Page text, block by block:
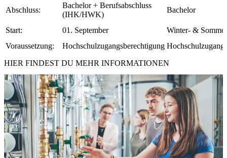
Abschluss:
Bachelor + Berufsabschluss
(IHK/HWK)
Bachelor
Start: 01. September
Winter- &
Voraussetzung:
Hochschulzugangsberechtigung
HIER FINDEST DU MEHR INFORMATIONEN